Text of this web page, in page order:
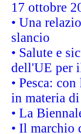
17 ottobre
• Una
slancio
• Salute e
dell'UE per
• Pesca:
in materia
• La
• Il marchio